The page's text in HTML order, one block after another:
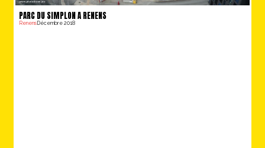
PARC DU SIMPLON A RENENS
RenensDécembre 2018